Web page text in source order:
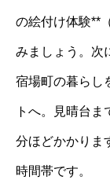
の絵付け体験**
みましょう。次
宿場町の暮らし
トへ。見晴台
分ほどかかりま
時間帯です。